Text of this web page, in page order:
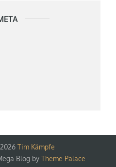
Tim Kämpfe
Blog by Theme Palace